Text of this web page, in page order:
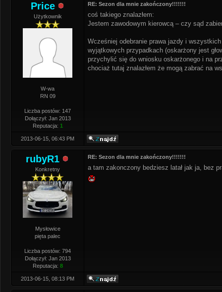
Price
Użytkownik
W-wa
RN 09
Liczba postów: 147
Dołączył: Jan 2013
Reputacja: 1
RE: Sezon dla mnie zakończony!!!!!!!
coś takiego znalazłem:
Jestem zawodowym kierowcą – czy sąd
Wcześniej odebranie prawa jazdy i
wyjątkowych przypadkach (oskarżony jest
przychylić się do wniosku oskarżonego i na
chociaż tutaj znalazłem że mogą zabrać na
2013-06-15, 06:43 PM
rubyR1
Konkretny
Mysłowice
pięta palec
Liczba postów: 794
Dołączył: Jan 2013
Reputacja: 8
RE: Sezon dla mnie zakończony!!!!!!!
a tam zakonczony bedziesz latał jak ja, bez
2013-06-15, 08:13 PM